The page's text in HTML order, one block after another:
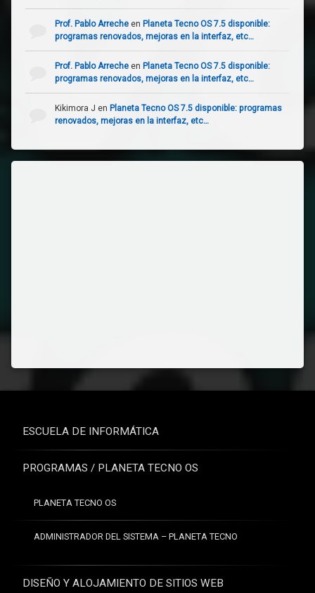
Prof. Pablo Arrecheen Planeta Tecno OS 7.5 disponible:
programas renovados, mejoras en la interfaz, etc…
Prof. Pablo Arrecheen Planeta Tecno OS 7.5 disponible:
programas renovados, mejoras en la interfaz, etc…
Kikimora J en Planeta Tecno OS 7.5 disponible: programas
renovados, mejoras en la interfaz, etc…
ESCUELA DE INFORMÁTICA
PROGRAMAS / PLANETA TECNO OS
PLANETA TECNO OS
ADMINISTRADOR DEL SISTEMA – PLANETA TECNO
DISEÑO Y ALOJAMIENTO DE SITIOS WEB